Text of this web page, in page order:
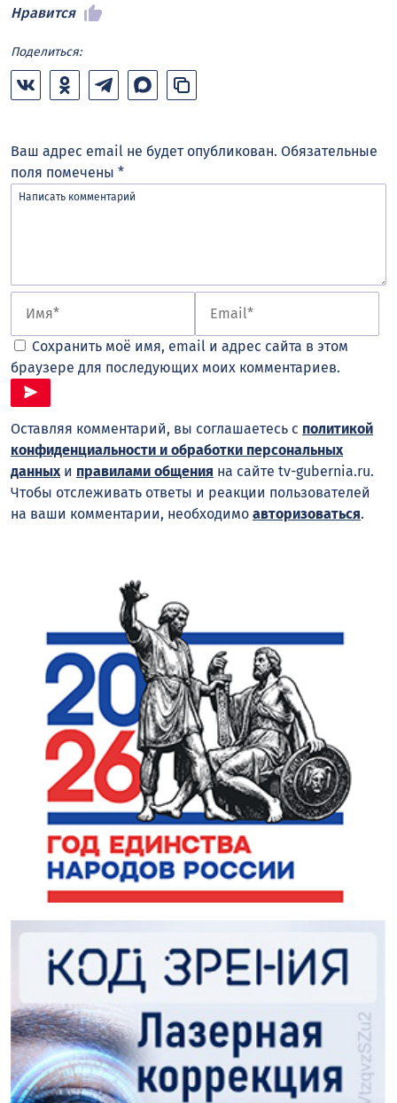
Нравится
Поделиться:
Ваш адрес email не будет опубликован. Обязательные
поля помечены *
Сохранить моё имя, email и адрес сайта в этом
браузере для последующих моих комментариев.
Оставляя комментарий, вы соглашаетесь с политикой
конфиденциальности и обработки персональных
данных и правилами общения на сайте tv-gubernia.ru.
Чтобы отслеживать ответы и реакции пользователей
на ваши комментарии, необходимо авторизоваться.